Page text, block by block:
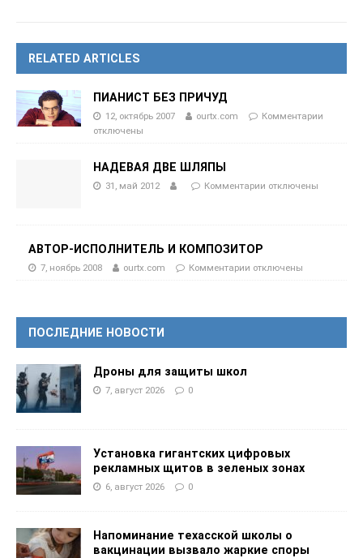
RELATED ARTICLES
ПИАНИСТ БЕЗ ПРИЧУД
12, октябрь 2007 ourtx.com
Комментарии
отключены
НАДЕВАЯ ДВЕ ШЛЯПЫ
31, май 2012 Комментарии отключены
АВТОР-ИСПОЛНИТЕЛЬ И КОМПОЗИТОР
7, ноябрь 2008 ourtx.com Комментарии отключены
ПОСЛЕДНИЕ НОВОСТИ
Дроны для защиты школ
7, август 2026 0
Установка гигантских цифровых
рекламных щитов в зеленых зонах
6, август 2026 0
Напоминание техасской школы о
вакцинации вызвало жаркие споры